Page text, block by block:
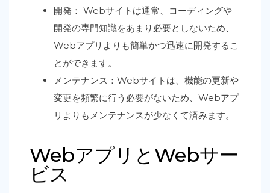
開発： Webサイトは通常、コーディングや
開発の専門知識をあまり必要としないため、
Webアプリよりも簡単かつ迅速に開発するこ
とができます。
メンテナンス：Webサイトは、機能の更新や
変更を頻繁に行う必要がないため、Webアプ
リよりもメンテナンスが少なくて済みます。
WebアプリとWebサー
ビス